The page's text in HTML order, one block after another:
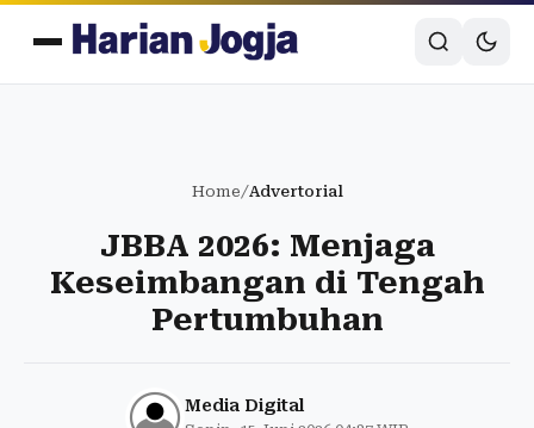
Home/Advertorial
JBBA 2026: Menjaga
Keseimbangan di Tengah
Pertumbuhan
Media Digital